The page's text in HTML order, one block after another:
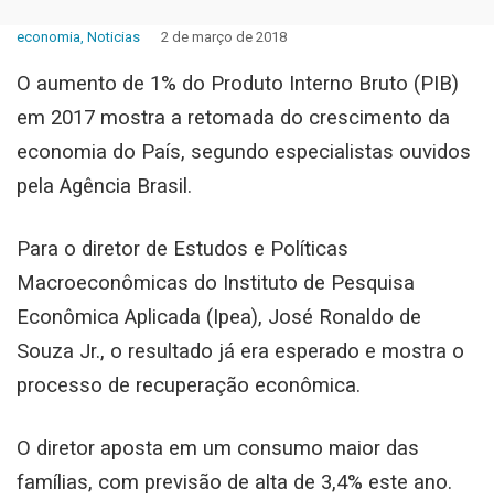
economia, Noticias 2 de março de 2018
O aumento de 1% do Produto Interno Bruto (PIB)
em 2017 mostra a retomada do crescimento da
economia do País, segundo especialistas ouvidos
pela Agência Brasil .
Para o diretor de Estudos e Políticas
Macroeconômicas do Instituto de Pesquisa
Econômica Aplicada (Ipea), José Ronaldo de
Souza Jr., o resultado já era esperado e mostra o
processo de recuperação econômica.
O diretor aposta em um consumo maior das
famílias, com previsão de alta de 3,4% este ano.